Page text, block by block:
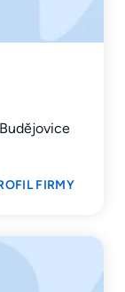
FIRMY